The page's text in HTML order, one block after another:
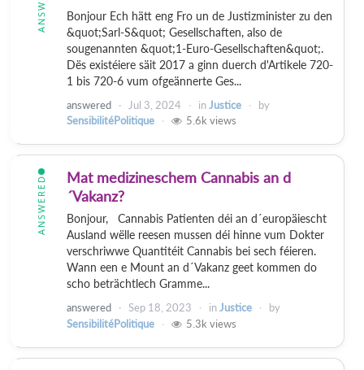
Bonjour Ech hätt eng Fro un de Justizminister zu den
&quot;Sarl-S&quot; Gesellschaften, also de
sougenannten &quot;1-Euro-Gesellschaften&quot;.
Dës existéiere säit 2017 a ginn duerch d'Artikele 720-
1 bis 720-6 vum ofgeännerte Ges...
answered Jul 3, 2024 inJustice
by
SensibilitéPolitique
5.6k views
ANSWERED
Mat medizineschem Cannabis an d
´Vakanz?
Bonjour, Cannabis Patienten déi an d´europäiescht
Ausland wëlle reesen mussen déi hinne vum Dokter
verschriwwe Quantitéit Cannabis bei sech féieren.
Wann een e Mount an d´Vakanz geet kommen do
scho beträchtlech Gramme...
answered Sep 18, 2023 inJustice
by
SensibilitéPolitique
5.3k views